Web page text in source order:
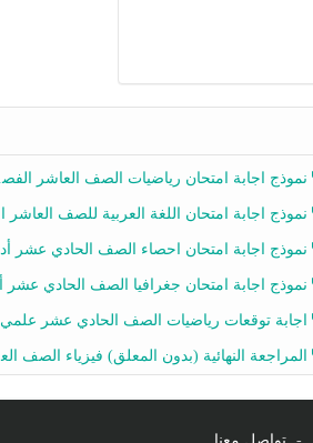
نموذج اجابة امتحان رياضيات الصف العاشر الفصل الثاني 2025-2026
نموذج اجابة امتحان اللغة العربية للصف العاشر الفصل الثاني 2025-2026
نموذج اجابة امتحان احصاء الصف الحادي عشر أدبي الفصل الثاني 2025-2026
نموذج اجابة امتحان جغرافيا الصف الحادي عشر أدبي الفصل الثاني 2025-2026
اجابة توقعات رياضيات الصف الحادي عشر علمي الفصل الثاني 2025-2026 أ عمرو فايز
المراجعة النهائية (بدون المعلق) فيزياء الصف العاشر الفصل الثاني أ أحمد نبيه